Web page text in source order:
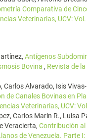
Comparativa de
Veterinarias, UCV:
Antígenos
Bovina , Revista de
Carlos Alvarado, Isis
de Canales Bovinas en
Veterinarias, UCV:
Carlos Marín R., Luisa
Veracierta, Contribución al
de Venezuela. Parte